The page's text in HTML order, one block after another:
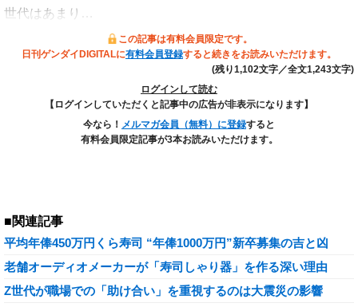
世代はあまり…
この記事は有料会員限定です。
日刊ゲンダイDIGITALに有料会員登録すると続きをお読みいただけます。
(残り1,102文字／全文1,243文字)
ログインして読む
【ログインしていただくと記事中の広告が非表示になります】
今なら！ メルマガ会員（無料）に登録すると
有料会員限定記事が3本お読みいただけます。
■関連記事
平均年俸450万円くら寿司 “年俸1000万円”新卒募集の吉と凶
老舗オーディオメーカーが「寿司しゃり器」を作る深い理由
Z世代が職場での「助け合い」を重視するのは大震災の影響